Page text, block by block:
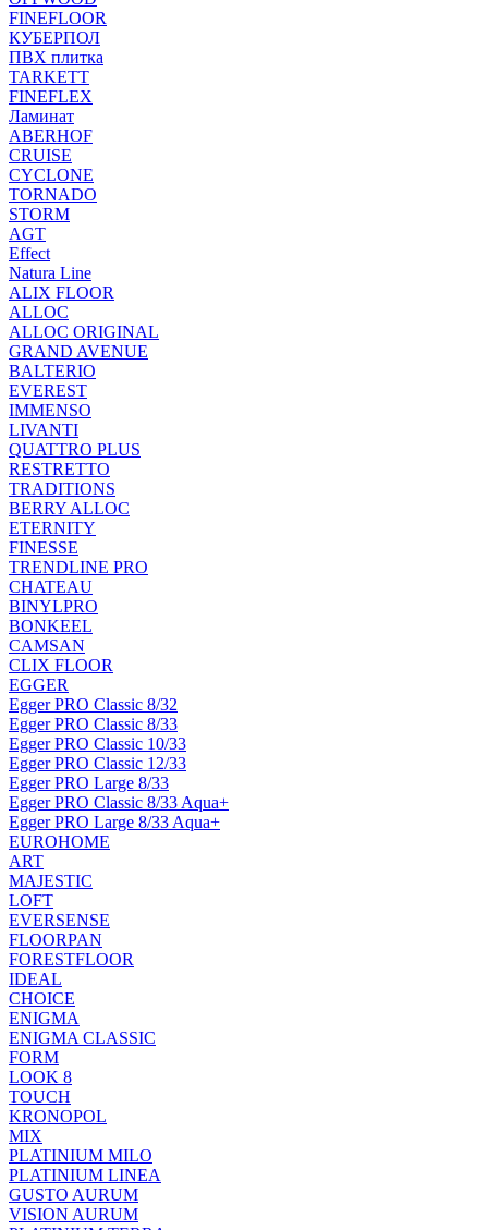
FINEFLOOR
КУБЕРПОЛ
ПВХ плитка
TARKETT
FINEFLEX
Ламинат
ABERHOF
CRUISE
CYCLONE
TORNADO
STORM
AGT
Effect
Natura Line
ALIX FLOOR
ALLOC
ALLOC ORIGINAL
GRAND AVENUE
BALTERIO
EVEREST
IMMENSO
LIVANTI
QUATTRO PLUS
RESTRETTO
TRADITIONS
BERRY ALLOC
ETERNITY
FINESSE
TRENDLINE PRO
CHATEAU
BINYLPRO
BONKEEL
CAMSAN
CLIX FLOOR
EGGER
Egger PRO Classic 8/32
Egger PRO Classic 8/33
Egger PRO Classic 10/33
Egger PRO Classic 12/33
Egger PRO Large 8/33
Egger PRO Classic 8/33 Aqua+
Egger PRO Large 8/33 Aqua+
EUROHOME
ART
MAJESTIC
LOFT
EVERSENSE
FLOORPAN
FORESTFLOOR
IDEAL
CHOICE
ENIGMA
ENIGMA CLASSIC
FORM
LOOK 8
TOUCH
KRONOPOL
MIX
PLATINIUM MILO
PLATINIUM LINEA
GUSTO AURUM
VISION AURUM